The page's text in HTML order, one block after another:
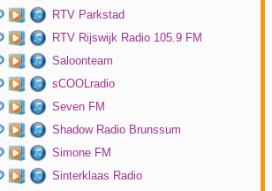
RTV Parkstad
RTV Rijswijk Radio 105.9 FM
Saloonteam
sCOOLradio
Seven FM
Shadow Radio Brunssum
Simone FM
Sinterklaas Radio